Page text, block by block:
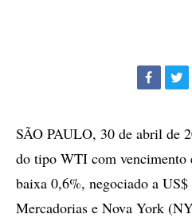
SÃO PAULO, 30 de abril de
do tipo WTI com vencimento
baixa 0,6%, negociado a
Mercadorias e Nova York